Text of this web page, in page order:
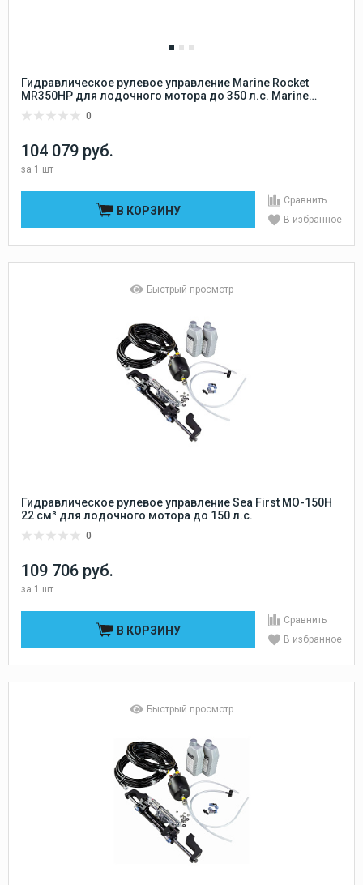
Гидравлическое рулевое управление Marine Rocket
MR350HP для лодочного мотора до 350 л.с. Marine
Rocket
0
104 079 руб.
за 1 шт
В КОРЗИНУ
Сравнить
В избранное
Быстрый просмотр
Гидравлическое рулевое управление Sea First MO-150H
22 см³ для лодочного мотора до 150 л.с.
0
109 706 руб.
за 1 шт
В КОРЗИНУ
Сравнить
В избранное
Быстрый просмотр